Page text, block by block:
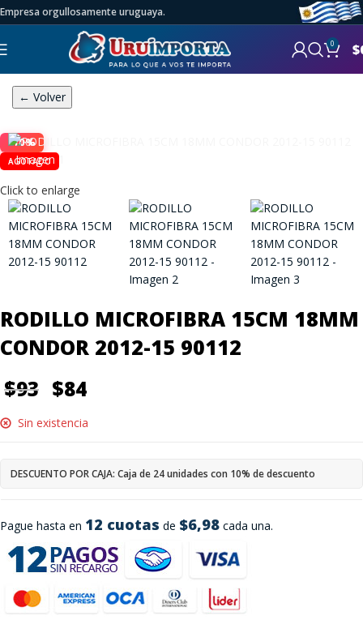
Empresa orgullosamente uruguaya.
0 $
← Volver
-10%
AGOTADO
Click to enlarge
RODILLO MICROFIBRA 15CM 18MM
CONDOR 2012-15 90112
$93 $84
Pague hasta en 12 cuotas de $6,98 cada una.
Sin existencia
DESCUENTO POR CAJA: Caja de 24 unidades con 10% de descuento